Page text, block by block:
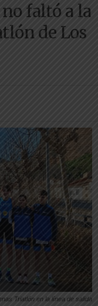
faltó a la
de Los
Triatlón en la línea de salida